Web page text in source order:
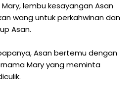
lembu kesayangan Asan
wang untuk perkahwinan dan
Asan.
Asan bertemu dengan
Mary yang meminta